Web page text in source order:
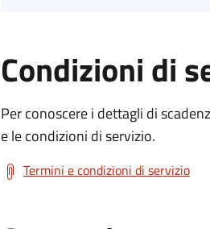
Condizioni di
Per conoscere i dettagli di
e le condizioni di servizio.
Termini e condizioni di servizio